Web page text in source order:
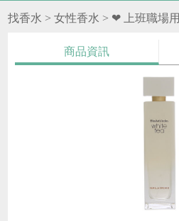
找香水 >女性香水 > ❤ 上班職場用
商品資訊